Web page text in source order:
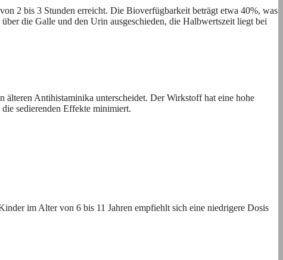
2 bis 3 Stunden erreicht. Die Bioverfügbarkeit beträgt etwa 40%, was
die Galle und den Urin ausgeschieden, die Halbwertszeit liegt bei
Antihistaminika unterscheidet. Der Wirkstoff hat eine hohe
sedierenden Effekte minimiert.
im Alter von 6 bis 11 Jahren empfiehlt sich eine niedrigere Dosis